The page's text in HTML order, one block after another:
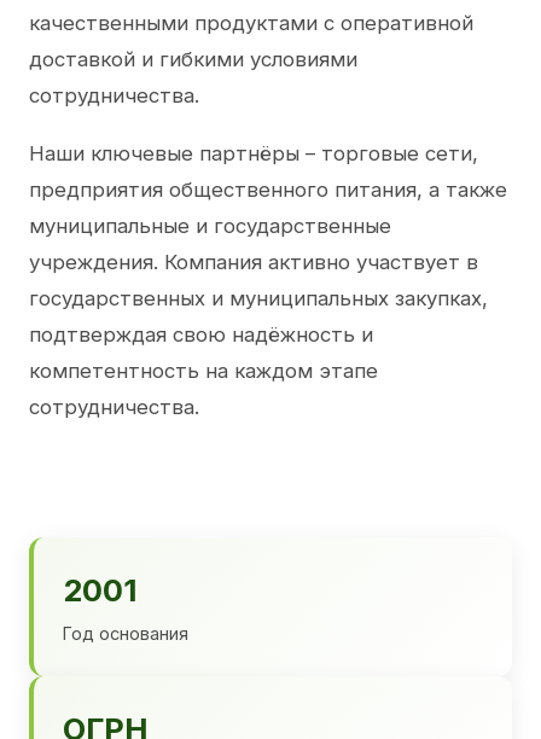
качественными продуктами с оперативной
доставкой и гибкими условиями
сотрудничества.
Наши ключевые партнёры – торговые сети,
предприятия общественного питания, а также
муниципальные и государственные
учреждения. Компания активно участвует в
государственных и муниципальных закупках,
подтверждая свою надёжность и
компетентность на каждом этапе
сотрудничества.
2001
Год основания
ОГРН